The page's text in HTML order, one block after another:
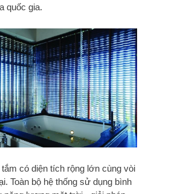
quốc gia.
tắm có diện tích rộng lớn cùng vòi
Toàn bộ hệ thống sử dụng bình